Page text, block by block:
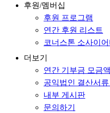
후원/멤버십
후원 프로그램
연간 후원 리스트
코너스톤 소사이어
더보기
연간 기부금 모금
공익법인 결산서
내부 게시판
문의하기